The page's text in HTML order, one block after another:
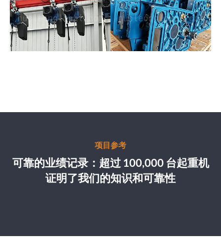
项目参考
可靠的业绩记录：超过 100,000 台起重机
证明了我们的知识和可靠性